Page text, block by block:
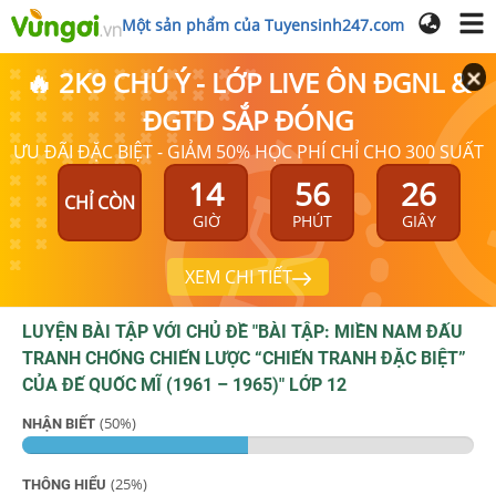
Một sản phẩm của Tuyensinh247.com
🔥 2K9 CHÚ Ý - LỚP LIVE ÔN ĐGNL &
ĐGTD SẮP ĐÓNG
ƯU ĐÃI ĐẶC BIỆT - GIẢM 50% HỌC PHÍ CHỈ CHO 300 SUẤT
CHỈ CÒN 14
GIỜ
56
PHÚT
26
GIÂY
XEM CHI TIẾT
LUYỆN BÀI TẬP VỚI CHỦ ĐỀ "BÀI TẬP: MIỀN NAM ĐẤU
TRANH CHỐNG CHIẾN LƯỢC “CHIẾN TRANH ĐẶC BIỆT”
CỦA ĐẾ QUỐC MĨ (1961 – 1965)" LỚP 12
NHẬN BIẾT (50%)
THÔNG HIỂU (25%)